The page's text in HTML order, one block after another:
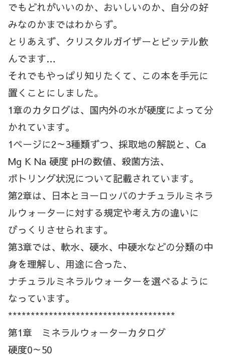
でもどれがいいのか、おいしいのか、自分の好
みなのかまではわからず。
とりあえず、クリスタルガイザーとビッテル飲
んでます…
それでもやっぱり知りたくて、この本を手元に
置くことにしました。
1章のカタログは、国内外の水が硬度によって分
かれています。
1ページに2～3種類ずつ、採取地の解説と、Ca
Mg K Na 硬度 pHの数値、殺菌方法、
ボトリング状況について記載されています。
第2章は、日本とヨーロッパのナチュラルミネラ
ルウォーターに対する規定や考え方の違いに
びっくりさせられます。
第3章では、軟水、硬水、中硬水などの分類の中
身を理解し、用途に合った、
ナチュラルミネラルウォーターを選べるように
なっています。
*************************************
第1章 ミネラルウォーターカタログ
硬度0～50